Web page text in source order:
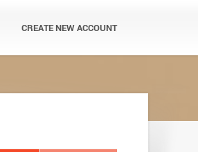
CREATE NEW ACCOUNT